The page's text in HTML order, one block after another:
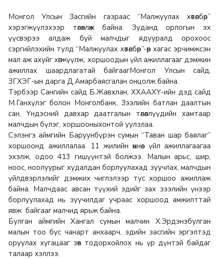
Монгол Улсын Засгийн газраас “Малжуулах хөтөлбөр”
хэрэгжүүлэхээр төлөвлөж байна. Зуданд орлогын эх
үүсвэрээ алдаж буй малчдыг ядууралд орохоос
сэргийлэхийн тулд “Малжуулах хөтөлбөр”-өөр хагас эрчимжсэн
мал аж ахуйг хөгжүүлж, хоршоодын үйл ажиллагааг дэмжин
ажиллах шаардлагатай байгаагМонгол Улсын сайд,
ЗГХЭГ-ын дарга Д.Амарбаясгалан онцолж байна.
Тэрбээр Сангийн сайд Б.Жавхлан, ХХААХҮ-ийн дэд сайд
М.Ганхүлэг болон Монголбанк, Зээлийн батлан даалтын
сан, Үндэсний давхар даатгалын төлөөллүүдийн хамтаар
малчдын бүлэг, хоршооныхонтой уулзлаа.
Сэлэнгэ аймгийн Баруунбүрэн сумын “Таван шар баялаг”
хоршоонд ажиллалаа. 11 жилийн өмнөөс үйл ажиллагаагаа
эхэлж, одоо 413 гишүүнтэй болжээ. Малын арьс, шир,
ноос, ноолуурыг худалдан борлуулахад зуучлах, малчдын
үйлдвэрлэлийг дэмжих чиглэлээр тус хоршоо ажиллаж
байна. Малчдаас авсан түүхий эдийг зах зээлийн үнээр
борлуулахад нь зуучилдаг учраас хоршоод амжилттай
явж байгааг малчид ярьж байна.
Булган аймгийн Хангал сумын малчин Х.Эрдэнэбулган
малын тоо бус чанарт анхаарч, эдийн засгийн эргэлтэд
оруулах хугацааг зөв тодорхойлох нь үр дүнтэй байдаг
талаар хэллээ.